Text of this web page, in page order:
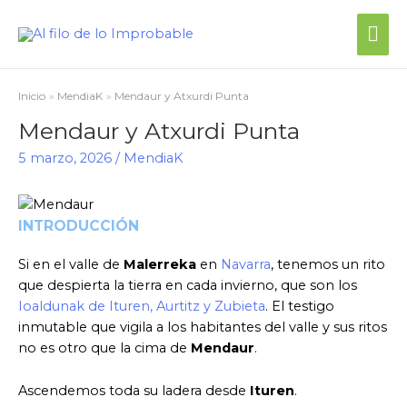
Inicio MendiaK Mendaur y Atxurdi Punta
Mendaur y Atxurdi Punta
5 marzo, 2026 / MendiaK
INTRODUCCIÓN
Si en el valle de Malerreka en Navarra, tenemos un rito
que despierta la tierra en cada invierno, que son los
Ioaldunak de Ituren, Aurtitz y Zubieta. El testigo
inmutable que vigila a los habitantes del valle y sus ritos
no es otro que la cima de Mendaur.
Ascendemos toda su ladera desde Ituren.